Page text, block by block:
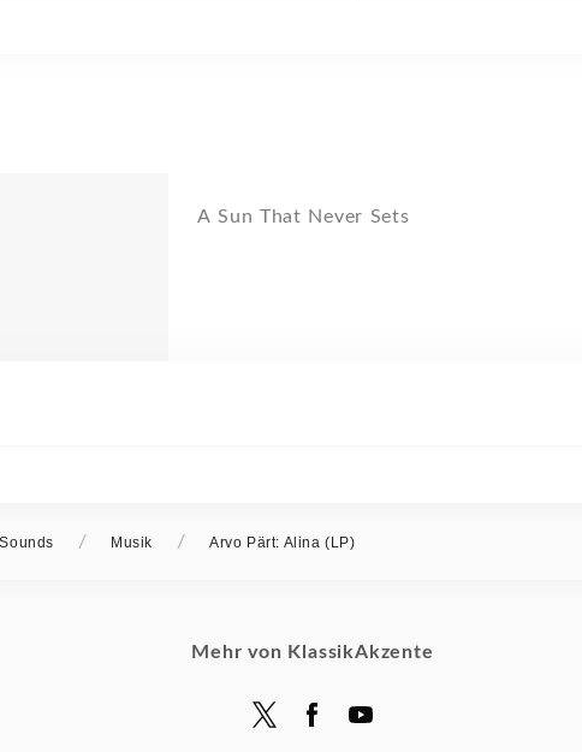
A Sun That Never Sets
/ Musik / Arvo Pärt: Alina (LP)
Mehr von KlassikAkzente